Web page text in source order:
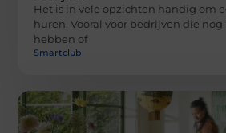
Het is in vele opzichten handig om
huren. Vooral voor bedrijven die
hebben of
Smartclub